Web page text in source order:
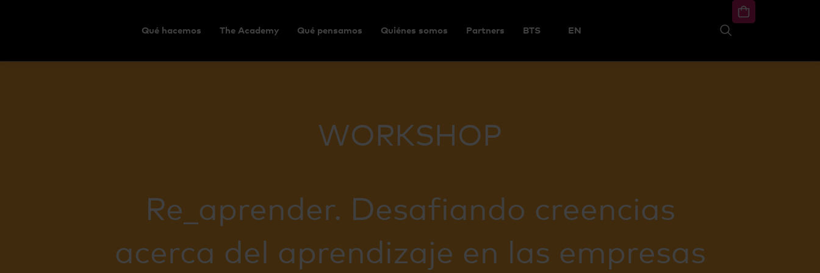
Qué hacemos The Academy Qué pensamos Quiénes somos Partners BTS EN
WORKSHOP
Re_aprender. Desafiando creencias
acerca del aprendizaje en las empresas